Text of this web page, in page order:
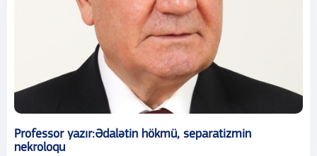
Professor yazır:Ədalətin hökmü, separatizmin
nekroloqu